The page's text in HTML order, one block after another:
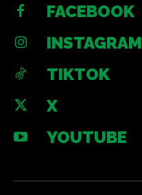
FACEBOOK
INSTAGRAM
TIKTOK
X
YOUTUBE